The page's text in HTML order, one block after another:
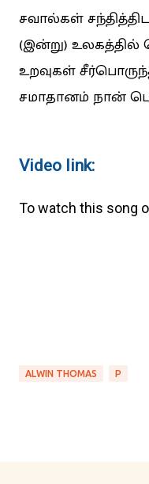
சவால்கள் சந்தித்திட
(இன்று) உலகத்தில்
உறவுகள்
சமாதானம் நான்
Video link:
To watch this song
ALWIN THOMAS P